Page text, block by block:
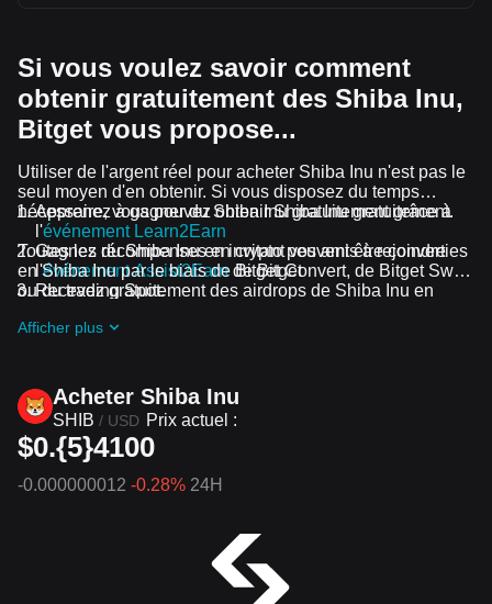
Si vous voulez savoir comment
obtenir gratuitement des Shiba Inu,
Bitget vous propose...
Utiliser de l'argent réel pour acheter Shiba Inu n'est pas le
seul moyen d'en obtenir. Si vous disposez du temps
nécessaire, vous pouvez obtenir Shiba Inu gratuitement.
Apprenez à gagner du Shiba Inu gratuitement grâce à
l'événement Learn2Earn
Gagnez du Shiba Inu en invitant vos amis à rejoindre
l'événement Assist2Earnde Bitget
Recevez gratuitement des airdrops de Shiba Inu en
Toutes les récompenses en crypto peuvent être converties
en Shiba Inu par le biais de Bitget Convert, de Bitget Swap
ou du trading Spot.
Afficher plus
Acheter Shiba Inu
SHIB / USD Prix actuel :
$0.{5}4100
-0.000000012 -0.28% 24H